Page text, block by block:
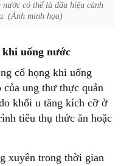
có thể là dấu hiệu cảnh
(Ảnh minh họa)
khi uống nước
cổ họng khi uống
của ung thư thực quản
khối u tăng kích cỡ ở
tiêu thụ thức ăn hoặc
xuyên trong thời gian